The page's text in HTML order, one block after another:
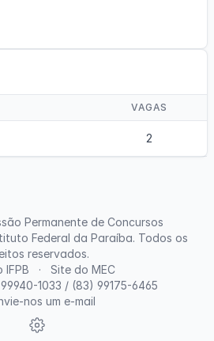
VAGAS
2
IFPB
Site do MEC
1033 / (83) 99175-6465
nos um e-mail
Permanente de Concursos
Federal da Paraíba. Todos os
reservados.